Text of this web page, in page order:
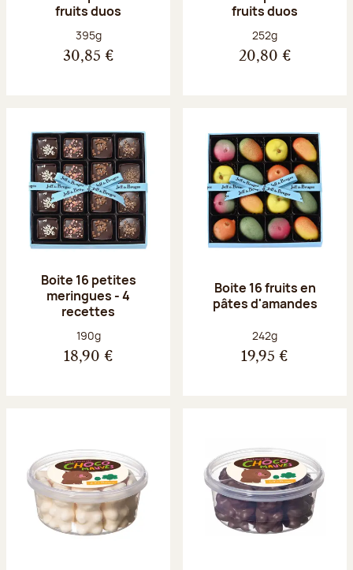
fruits duos
Poids net :
395g
30,85 €
fruits duos
Poids net :
252g
20,80 €
Boite 16 petites
meringues - 4
recettes
Poids net :
190g
18,90 €
Boite 16 fruits en
pâtes d'amandes
Poids net :
242g
19,95 €